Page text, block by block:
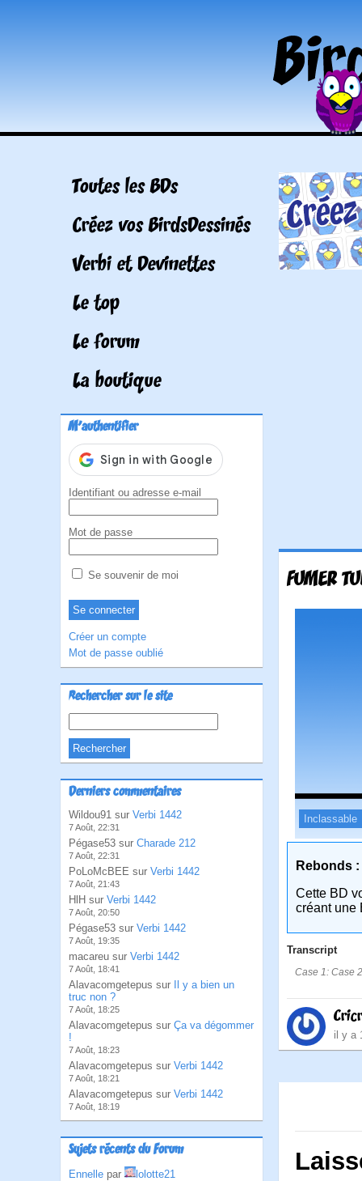
Toutes les BDs
Créez vos BirdsDessinés
Verbi et Devinettes
Le top
Le forum
La boutique
M'authentifier
Identifiant ou adresse e-mail
Mot de passe
Se souvenir de moi
Créer un compte
Mot de passe oublié
Rechercher sur le site
Derniers commentaires
Wildou91 sur Verbi 1442
7 Août, 22:31
Pégase53 sur Charade 212
7 Août, 22:31
PoLoMcBEE sur Verbi 1442
7 Août, 21:43
HlH sur Verbi 1442
7 Août, 20:50
Pégase53 sur Verbi 1442
7 Août, 19:35
macareu sur Verbi 1442
7 Août, 18:41
Alavacomgetepus sur
Il y a bien un
truc non ?
7 Août, 18:25
Alavacomgetepus sur Ça va dégommer
!
7 Août, 18:23
Alavacomgetepus sur Verbi 1442
7 Août, 18:21
Alavacomgetepus sur Verbi 1442
7 Août, 18:19
Sujets récents du Forum
Ennelle par
lolotte21
FUMER
Inclassable
Rebonds :
Cette BD
créant une
Transcript
Case 1: Case
il y a